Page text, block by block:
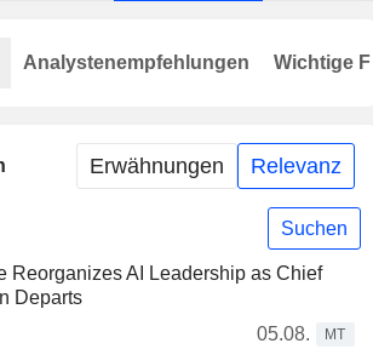
Erwähnungen Relevanz
Suchen
Reorganizes AI Leadership as Chief
Departs
05.08.
MT
Analystenempfehlungen Wichtige